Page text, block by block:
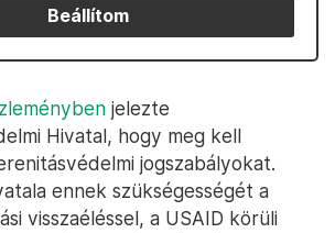
Beállítom
jelezte
Hivatal, hogy meg kell
jogszabályokat.
ennek szükségességét a
visszaéléssel, a USAID körüli